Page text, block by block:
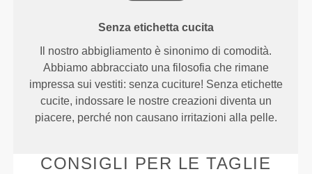
Senza etichetta cucita
Il nostro abbigliamento è sinonimo di comodità.
Abbiamo abbracciato una filosofia che rimane
impressa sui vestiti: senza cuciture! Senza etichette
cucite, indossare le nostre creazioni diventa un
piacere, perché non causano irritazioni alla pelle.
CONSIGLI PER LE TAGLIE